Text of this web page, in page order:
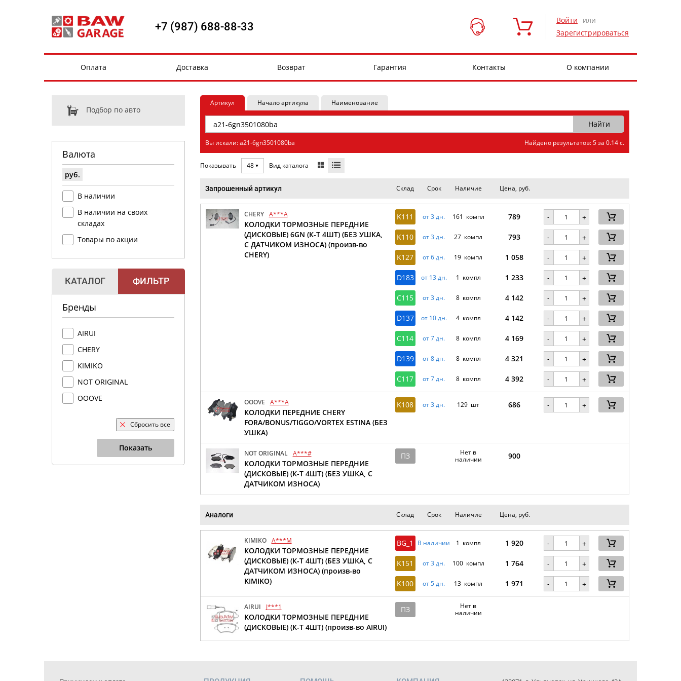
+7 (987) 688-88-33 Войти
или
Зарегистрироваться
Оплата Доставка Возврат Гарантия Контакты О компании
Подбор по авто
Валюта
руб.
В наличии
В наличии на своих
складах
Товары по акции
КАТАЛОГ ФИЛЬТР
Бренды
AIRUI
CHERY
KIMIKO
NOT ORIGINAL
OOOVE
Сбросить все
Показать
Артикул Начало артикула Наименование
Вы искали: a21-6gn3501080ba Найдено результатов: 5 за 0.14 с.
Показывать 48 Вид каталога
Запрошенный артикул Склад Срок Наличие Цена, руб.
CHERY A***A
КОЛОДКИ ТОРМОЗНЫЕ ПЕРЕДНИЕ
(ДИСКОВЫЕ) 6GN (К-Т 4ШТ) (БЕЗ УШКА,
С ДАТЧИКОМ ИЗНОСА) (произв-во
CHERY)
K111 от 3 дн. 161 компл 789 - +
K110 от 3 дн. 27 компл 793 - +
K127 от 6 дн. 19 компл 1 058 - +
D183 от 13 дн. 1 компл 1 233 - +
C115 от 3 дн. 8 компл 4 142 - +
D137 от 10 дн. 4 компл 4 142 - +
C114 от 7 дн. 8 компл 4 169 - +
D139 от 8 дн. 8 компл 4 321 - +
C117 от 7 дн. 8 компл 4 392 - +
OOOVE A***A
КОЛОДКИ ПЕРЕДНИЕ CHERY
FORA/BONUS/TIGGO/VORTEX ESTINA (БЕЗ
УШКА)
K108 от 3 дн. 129 шт 686 - +
NOT ORIGINAL A***#
КОЛОДКИ ТОРМОЗНЫЕ ПЕРЕДНИЕ
(ДИСКОВЫЕ) (К-Т 4ШТ) (БЕЗ УШКА, С
ДАТЧИКОМ ИЗНОСА)
ПЗ
Нет в
наличии
900
Аналоги Склад Срок Наличие Цена, руб.
KIMIKO A***M
КОЛОДКИ ТОРМОЗНЫЕ ПЕРЕДНИЕ
(ДИСКОВЫЕ) (К-Т 4ШТ) (БЕЗ УШКА, С
ДАТЧИКОМ ИЗНОСА) (произв-во
KIMIKO)
BG_1 В наличии 1 компл 1 920 - +
K151 от 3 дн. 100 компл 1 764 - +
K100 от 5 дн. 13 компл 1 971 - +
AIRUI J***1
КОЛОДКИ ТОРМОЗНЫЕ ПЕРЕДНИЕ
(ДИСКОВЫЕ) (К-Т 4ШТ) (произв-во AIRUI)
ПЗ
Нет в
наличии